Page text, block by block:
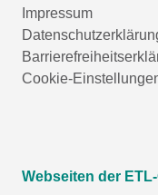
Impressum
Cookie-
Webseiten der